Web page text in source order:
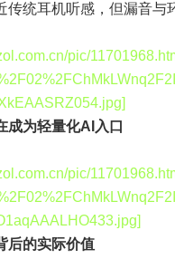
传统耳机听感，但漏音与
pic/
成为轻量化AI入口
pic/
后的实际价值